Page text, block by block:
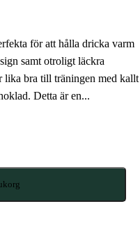
för att hålla dricka varm
samt otroligt läckra
lika bra till träningen med kallt
Detta är en...